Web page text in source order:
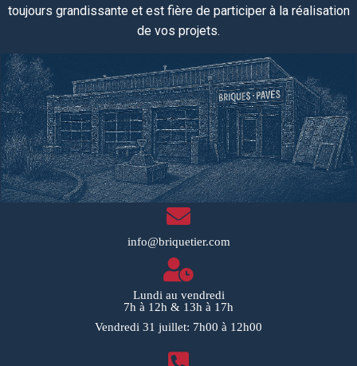
toujours grandissante et est fière de participer à la réalisation
de vos projets.
info@briquetier.com
Lundi au vendredi
7h à 12h & 13h à 17h
Vendredi 31 juillet: 7h00 à 12h00